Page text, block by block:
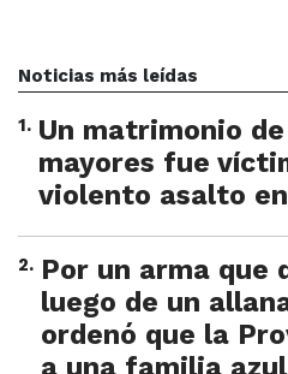
Noticias más leídas
1. Un matrimonio
mayores fue
violento asalto
2. Por un arma que
luego de un
ordenó que la
a una familia